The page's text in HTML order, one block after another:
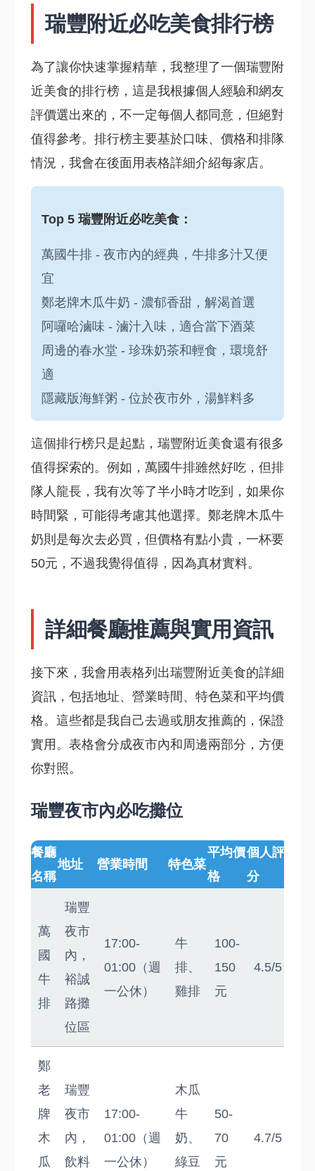
瑞豐附近必吃美食排行榜
為了讓你快速掌握精華，我整理了一個瑞豐附
近美食的排行榜，這是我根據個人經驗和網友
評價選出來的，不一定每個人都同意，但絕對
值得參考。排行榜主要基於口味、價格和排隊
情況，我會在後面用表格詳細介紹每家店。
Top 5 瑞豐附近必吃美食：
萬國牛排 - 夜市內的經典，牛排多汁又便
宜
鄭老牌木瓜牛奶 - 濃郁香甜，解渴首選
阿囉哈滷味 - 滷汁入味，適合當下酒菜
周邊的春水堂 - 珍珠奶茶和輕食，環境舒
適
隱藏版海鮮粥 - 位於夜市外，湯鮮料多
這個排行榜只是起點，瑞豐附近美食還有很多
值得探索的。例如，萬國牛排雖然好吃，但排
隊人龍長，我有次等了半小時才吃到，如果你
時間緊，可能得考慮其他選擇。鄭老牌木瓜牛
奶則是每次去必買，但價格有點小貴，一杯要
50元，不過我覺得值得，因為真材實料。
詳細餐廳推薦與實用資訊
接下來，我會用表格列出瑞豐附近美食的詳細
資訊，包括地址、營業時間、特色菜和平均價
格。這些都是我自己去過或朋友推薦的，保證
實用。表格會分成夜市內和周邊兩部分，方便
你對照。
瑞豐夜市內必吃攤位
餐廳
名稱
地址 營業時間 特色菜
平均價
格
個人評
分
萬
國
牛
排
瑞豐
夜市
內，
裕誠
路攤
位區
17:00-
01:00（週
一公休）
牛
排、
雞排
100-
150
元
4.5/5
鄭
老
牌
木
瓜
瑞豐
夜市
內，
飲料
17:00-
01:00（週
一公休）
木瓜
牛
奶、
綠豆
50-
70
元
4.7/5